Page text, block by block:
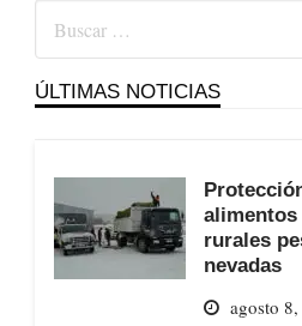
ÚLTIMAS NOTICIAS
rurales
nevadas
agosto